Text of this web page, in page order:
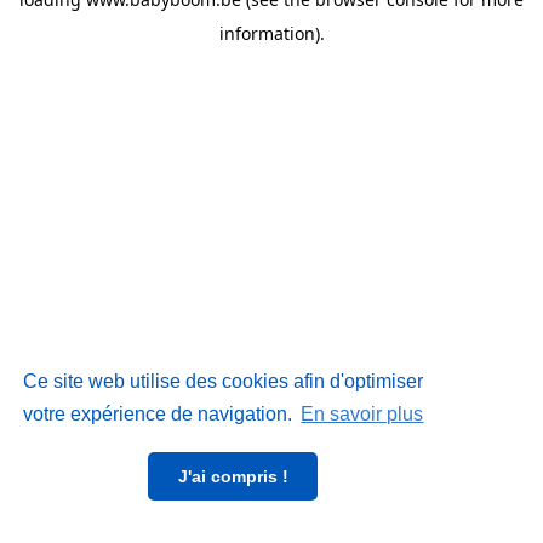
Ce site web utilise des cookies afin d'optimiser
votre expérience de navigation. En savoir plus
J'ai compris !
information).